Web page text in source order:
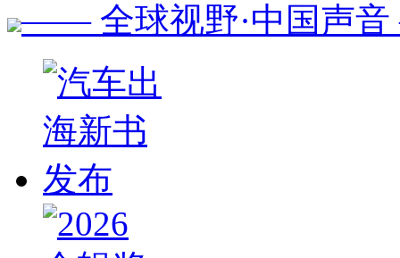
—— 全球视野·中国声